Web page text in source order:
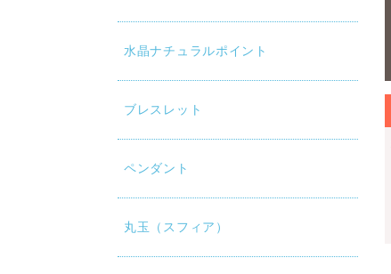
水晶ナチュラルポイント
ブレスレット
ペンダント
丸玉（スフィア）